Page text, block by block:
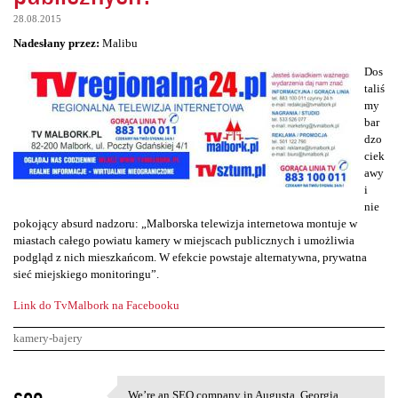
28.08.2015
Nadesłany przez: Malibu
Dos
taliś
my
bar
dzo
ciek
awy
i
nie
pokojący absurd nadzoru: „Malborska telewizja internetowa montuje w
miastach całego powiatu kamery w miejscach publicznych i umożliwia
podgląd z nich mieszkańcom. W efekcie powstaje alternatywna, prywatna
sieć miejskiego monitoringu”.
Link do TvMalbork na Facebooku
kamery-bajery
K
We’re an SEO company in Augusta, Georgia,